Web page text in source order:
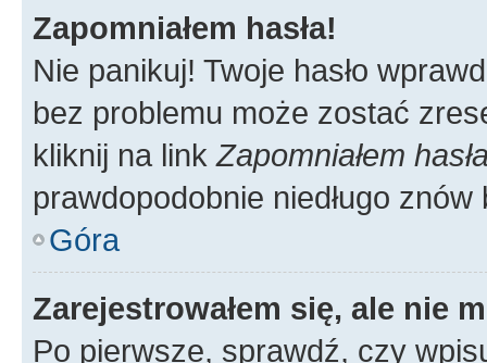
Zapomniałem hasła!
Nie panikuj! Twoje hasło
bez problemu może zostać
kliknij na link Zapomniałem
prawdopodobnie niedługo
Góra
Zarejestrowałem się, ale nie
Po pierwsze, sprawdź, czy